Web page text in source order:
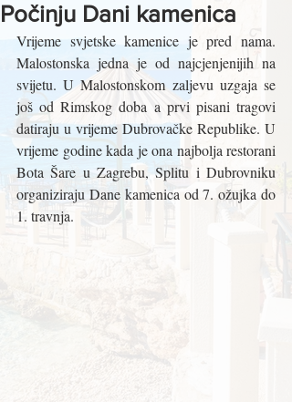
Počinju Dani kamenica
Vrijeme svjetske kamenice je pred nama.
Malostonska jedna je od najcjenjenijih na
svijetu. U Malostonskom zaljevu uzgaja se
još od Rimskog doba a prvi pisani tragovi
datiraju u vrijeme Dubrovačke Republike. U
vrijeme godine kada je ona najbolja restorani
Bota Šare u Zagrebu, Splitu i Dubrovniku
organiziraju Dane kamenica od 7. ožujka do
1. travnja.